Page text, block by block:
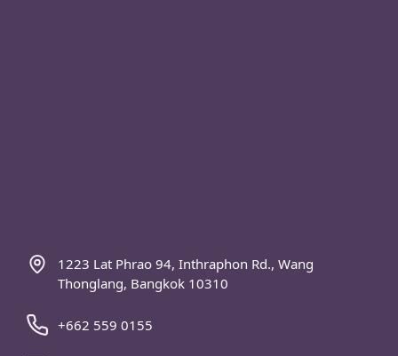
1223 Lat Phrao 94, Inthraphon Rd., Wang
Thonglang, Bangkok 10310
+662 559 0155